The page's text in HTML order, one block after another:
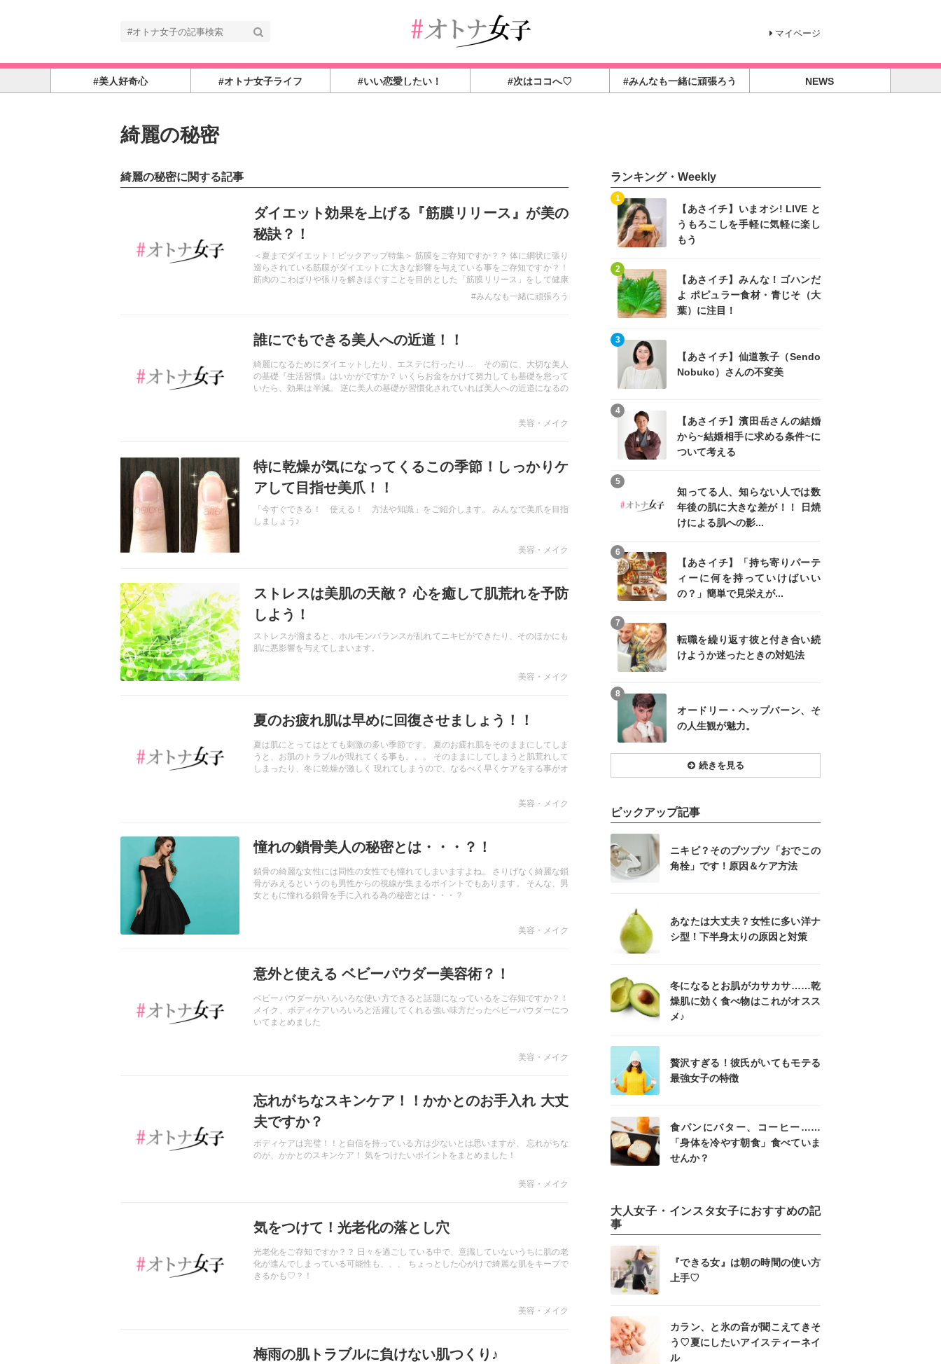
マイページ
#美人好奇心 #オトナ女子ライフ #いい恋愛したい！ #次はココへ♡ #みんなも一緒に頑張ろう NEWS
綺麗の秘密
綺麗の秘密に関する記事
ダイエット効果を上げる『筋膜リリース』が美の
秘訣？！
＜夏までダイエット！ピックアップ特集＞ 筋膜をご存知ですか？？ 体に網状に張り
巡らされている筋膜がダイエットに大きな影響を与えている事をご存知ですか？！
筋肉のこわばりや張りを解きほぐすことを目的とした「筋膜リリース」をして健康
#みんなも一緒に頑張ろう
誰にでもできる美人への近道！！
綺麗になるためにダイエットしたり、エステに行ったり… その前に、大切な美人
の基礎『生活習慣』はいかがですか？ いくらお金をかけて努力しても基礎を怠って
いたら、効果は半減。 逆に美人の基礎が習慣化されていれば美人への近道になるの
美容・メイク
特に乾燥が気になってくるこの季節！しっかりケ
アして目指せ美爪！！
「今すぐできる！ 使える！ 方法や知識」をご紹介します。 みんなで美爪を目指
しましょう♪
美容・メイク
ストレスは美肌の天敵？ 心を癒して肌荒れを予防
しよう！
ストレスが溜まると、ホルモンバランスが乱れてニキビができたり、そのほかにも
肌に悪影響を与えてしまいます。
美容・メイク
夏のお疲れ肌は早めに回復させましょう！！
夏は肌にとってはとても刺激の多い季節です。 夏のお疲れ肌をそのままにしてしま
うと、お肌のトラブルが現れてくる事も。。。 そのままにしてしまうと肌荒れして
しまったり、冬に乾燥が激しく 現れてしまうので、なるべく早くケアをする事がオ
美容・メイク
憧れの鎖骨美人の秘密とは・・・？！
鎖骨の綺麗な女性には同性の女性でも憧れてしまいますよね。 さりげなく綺麗な鎖
骨がみえるというのも男性からの視線が集まるポイントでもあります。 そんな、男
女ともに憧れる鎖骨を手に入れる為の秘密とは・・・？
美容・メイク
意外と使える ベビーパウダー美容術？！
ベビーパウダーがいろいろな使い方できると話題になっているをご存知ですか？！
メイク、ボディケアいろいろと活躍してくれる強い味方だったベビーパウダーにつ
いてまとめました
美容・メイク
忘れがちなスキンケア！！かかとのお手入れ 大丈
夫ですか？
ボディケアは完璧！！と自信を持っている方は少ないとは思いますが、 忘れがちな
のが、かかとのスキンケア！ 気をつけたいポイントをまとめました！
美容・メイク
気をつけて！光老化の落とし穴
光老化をご存知ですか？？ 日々を過ごしている中で、意識していないうちに肌の老
化が進んでしまっている可能性も、、、 ちょっとした心がけで綺麗な肌をキープで
きるかも♡？！
美容・メイク
梅雨の肌トラブルに負けない肌つくり♪
ランキング・Weekly
【あさイチ】いまオシ! LIVE と
うもろこしを手軽に気軽に楽し
もう
1
【あさイチ】みんな！ゴハンだ
よ ポピュラー食材・青じそ（大
葉）に注目！
2
【あさイチ】仙道敦子（Sendo
Nobuko）さんの不変美
3
【あさイチ】濱田岳さんの結婚
から~結婚相手に求める条件~に
ついて考える
4
知ってる人、知らない人では数
年後の肌に大きな差が！！ 日焼
けによる肌への影...
5
【あさイチ】「持ち寄りパーテ
ィーに何を持っていけばいい
の？」簡単で見栄えが...
6
転職を繰り返す彼と付き合い続
けようか迷ったときの対処法
7
オードリー・ヘップバーン、そ
の人生観が魅力。
8
続きを見る
ピックアップ記事
ニキビ？そのブツブツ「おでこの
角栓」です！原因＆ケア方法
あなたは大丈夫？女性に多い洋ナ
シ型！下半身太りの原因と対策
冬になるとお肌がカサカサ……乾
燥肌に効く食べ物はこれがオスス
メ♪
贅沢すぎる！彼氏がいてもモテる
最強女子の特徴
食パンにバター、コーヒー……
「身体を冷やす朝食」食べていま
せんか？
大人女子・インスタ女子におすすめの記
事
『できる女』は朝の時間の使い方
上手♡
カラン、と氷の音が聞こえてきそ
う♡夏にしたいアイスティーネイ
ル